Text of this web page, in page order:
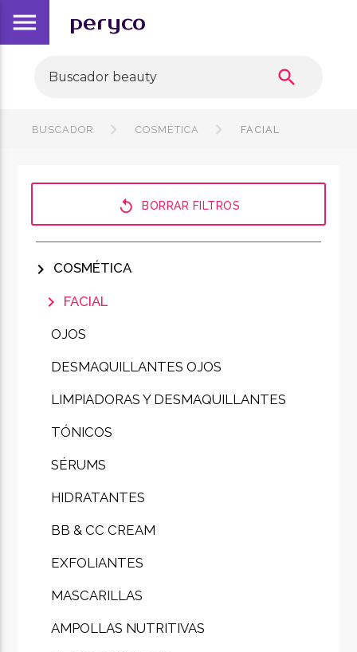
menu peryco
search
BUSCADOR COSMÉTICA FACIAL
replay BORRAR FILTROS
chevron_right COSMÉTICA
chevron_right FACIAL
OJOS
DESMAQUILLANTES OJOS
LIMPIADORAS Y DESMAQUILLANTES
TÓNICOS
SÉRUMS
HIDRATANTES
BB & CC CREAM
EXFOLIANTES
MASCARILLAS
AMPOLLAS NUTRITIVAS